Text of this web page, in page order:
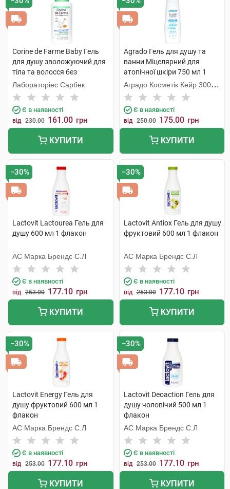
Corine de Farme Baby Гель
для душу зволожуючий для
тіла та волосся без
сульфатів 250 мл 1 флакон
Лабораторіес Сарбек
Є в наявності
від 230.00 161.00 грн
КУПИТИ
Agrado Гель для душу та
ванни Міцелярний для
атопічної шкіри 750 мл 1
флакон
Аградо Косметік Кейр 3000
С.Л.У.
Є в наявності
від 250.00 175.00 грн
КУПИТИ
−30%
Lactovit Lactourea Гель для
душу 600 мл 1 флакон
АС Марка Брендс С.Л
Є в наявності
від 253.00 177.10 грн
КУПИТИ
−30%
Lactovit Antiox Гель для душу
фруктовий 600 мл 1 флакон
АС Марка Брендс С.Л
Є в наявності
від 253.00 177.10 грн
КУПИТИ
−30%
Lactovit Energy Гель для
душу фруктовий 600 мл 1
флакон
АС Марка Брендс С.Л
Є в наявності
від 253.00 177.10 грн
КУПИТИ
−30%
Lactovit Deoaction Гель для
душу чоловічий 500 мл 1
флакон
АС Марка Брендс С.Л
Є в наявності
від 253.00 177.10 грн
КУПИТИ